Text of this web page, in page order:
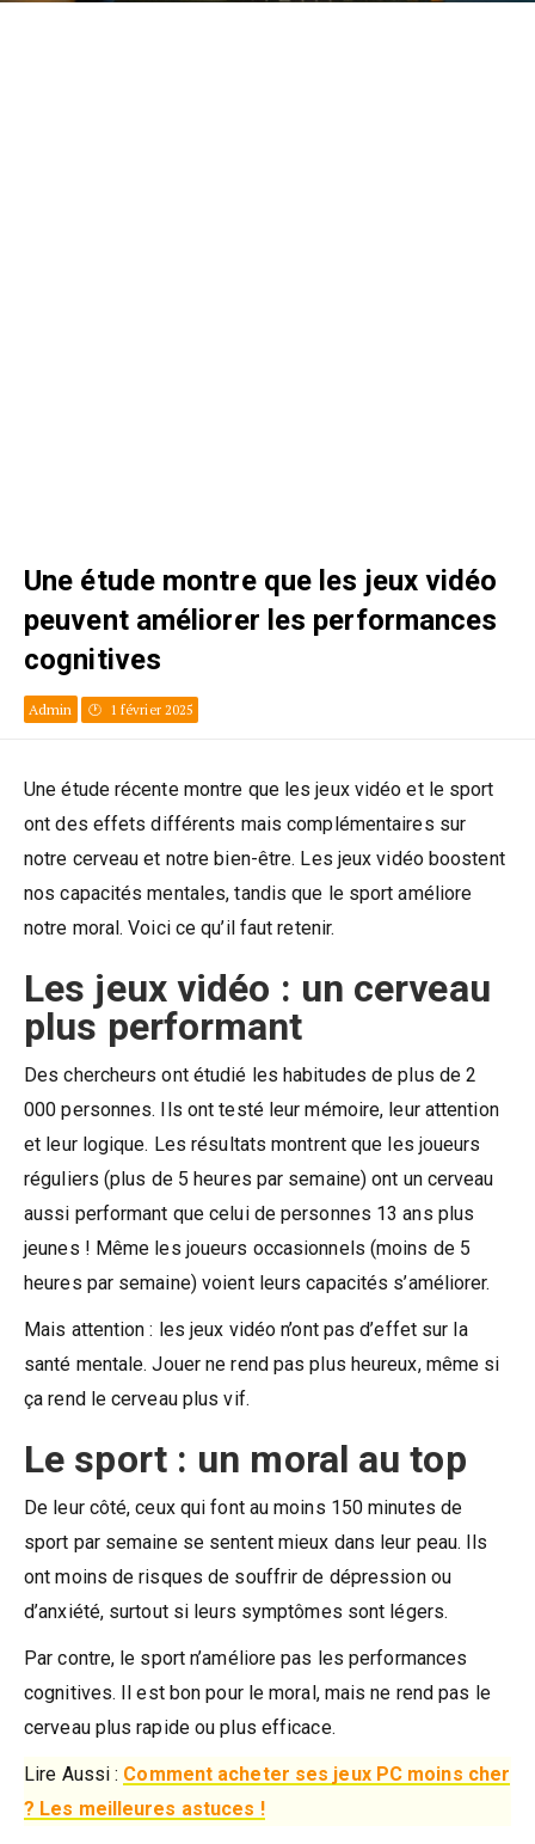
Une étude montre que les jeux vidéo
peuvent améliorer les performances
cognitives
Admin 1 février 2025
Une étude récente montre que les jeux vidéo et le sport
ont des effets différents mais complémentaires sur
notre cerveau et notre bien-être. Les jeux vidéo boostent
nos capacités mentales, tandis que le sport améliore
notre moral. Voici ce qu’il faut retenir.
Les jeux vidéo : un cerveau
plus performant
Des chercheurs ont étudié les habitudes de plus de 2
000 personnes. Ils ont testé leur mémoire, leur attention
et leur logique. Les résultats montrent que les joueurs
réguliers (plus de 5 heures par semaine) ont un cerveau
aussi performant que celui de personnes 13 ans plus
jeunes ! Même les joueurs occasionnels (moins de 5
heures par semaine) voient leurs capacités s’améliorer.
Mais attention : les jeux vidéo n’ont pas d’effet sur la
santé mentale. Jouer ne rend pas plus heureux, même si
ça rend le cerveau plus vif.
Le sport : un moral au top
De leur côté, ceux qui font au moins 150 minutes de
sport par semaine se sentent mieux dans leur peau. Ils
ont moins de risques de souffrir de dépression ou
d’anxiété, surtout si leurs symptômes sont légers.
Par contre, le sport n’améliore pas les performances
cognitives. Il est bon pour le moral, mais ne rend pas le
cerveau plus rapide ou plus efficace.
Lire Aussi : Comment acheter ses jeux PC moins cher
? Les meilleures astuces !